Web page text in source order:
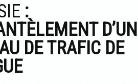
:
D’UN
DE TRAFIC DE